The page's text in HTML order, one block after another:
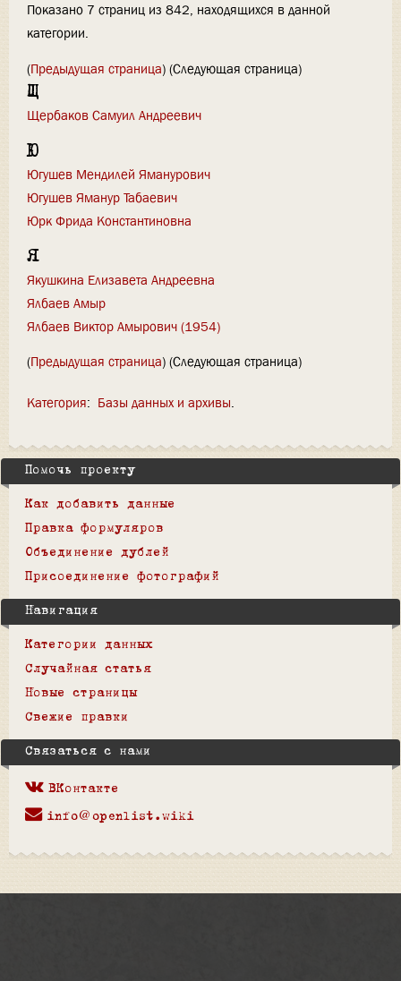
Показано 7 страниц из 842, находящихся в данной
категории.
(Предыдущая страница) (Следующая страница)
Щ
Щербаков Самуил Андреевич
Ю
Югушев Мендилей Яманурович
Югушев Яманур Табаевич
Юрк Фрида Константиновна
Я
Якушкина Елизавета Андреевна
Ялбаев Амыр
Ялбаев Виктор Амырович (1954)
(Предыдущая страница) (Следующая страница)
Категория: Базы данных и архивы
Помочь проекту
Как добавить данные
Правка формуляров
Объединение дублей
Присоединение фотографий
Навигация
Категории данных
Случайная статья
Новые страницы
Свежие правки
Связаться с нами
ВКонтакте
info@openlist.wiki